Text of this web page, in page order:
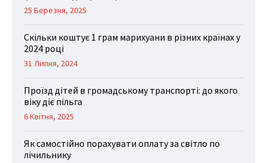
25 Березня, 2025
Скільки коштує 1 грам марихуани в різних країнах у
2024 році
31 Липня, 2024
Проїзд дітей в громадському транспорті: до якого
віку діє пільга
6 Квітня, 2025
Як самостійно порахувати оплату за світло по
лічильнику